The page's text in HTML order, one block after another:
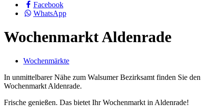
Facebook
WhatsApp
Wochenmarkt Aldenrade
Wochenmärkte
In unmittelbarer Nähe zum Walsumer Bezirksamt finden Sie den
Wochenmarkt Aldenrade.
Frische genießen. Das bietet Ihr Wochenmarkt in Aldenrade!